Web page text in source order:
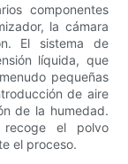
componentes
la cámara
El sistema de
líquida, que
pequeñas
de aire
de la humedad.
recoge el polvo
el proceso.